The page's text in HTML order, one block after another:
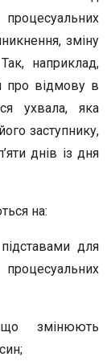
зміну
наприклад,
про відмову в
ухвала, яка
заступнику,
днів із дня
на:
для
змінюють